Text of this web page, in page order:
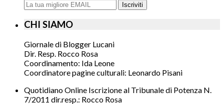
Iscriviti
CHI SIAMO
Giornale di Blogger Lucani
Dir. Resp. Rocco Rosa
Coordinamento: Ida Leone
Coordinatore pagine culturali: Leonardo Pisani
Quotidiano Online Iscrizione al Tribunale di Potenza N.
7/2011 dir.resp.: Rocco Rosa